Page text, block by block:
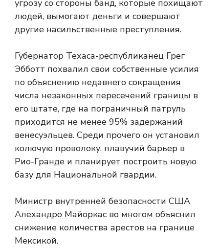
угрозу со стороны банд, которые похищают
людей, вымогают деньги и совершают
другие насильственные преступления.
Губернатор Техаса-республиканец Грег
Эбботт похвалил свои собственные усилия
по объяснению недавнего сокращения
числа незаконных пересечений границы в
его штате, где на пограничный патруль
приходится не менее 95% задержаний
венесуэльцев. Среди прочего он установил
колючую проволоку, плавучий барьер в
Рио-Гранде и планирует построить новую
базу для Национальной гвардии.
Министр внутренней безопасности США
Алехандро Майоркас во многом объяснил
снижение количества арестов на границе
Мексикой.